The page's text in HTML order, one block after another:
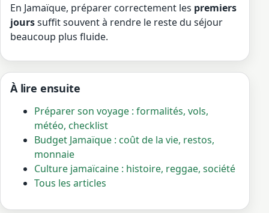
En Jamaïque, préparer correctement les premiers
jourssuffit souvent à rendre le reste du séjour
beaucoup plus fluide.
À lire ensuite
Préparer son voyage : formalités, vols,
météo, checklist
Budget Jamaïque : coût de la vie, restos,
monnaie
Culture jamaïcaine : histoire, reggae, société
Tous les articles